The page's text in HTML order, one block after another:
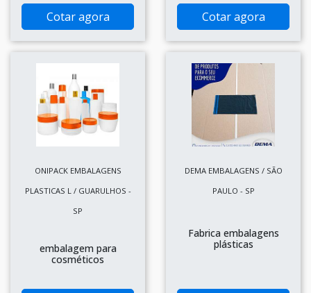
Cotar agora Cotar agora
ONIPACK EMBALAGENS
PLASTICAS L / GUARULHOS -
SP
embalagem para
cosméticos
DEMA EMBALAGENS / SÃO
PAULO - SP
Fabrica embalagens
plásticas